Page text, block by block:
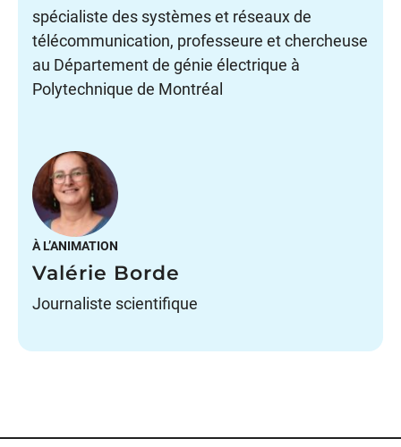
spécialiste des systèmes et réseaux de
télécommunication, professeure et chercheuse
au Département de génie électrique à
Polytechnique de Montréal
À L’ANIMATION
Valérie Borde
Journaliste scientifique